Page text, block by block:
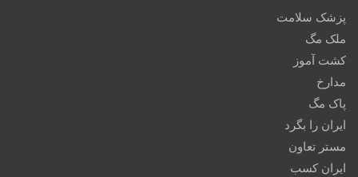
پزشک سلامت
ملک مگ
کشت آموز
مدارخ
پاک مگ
ایران را بگرد
مستر تعاون
ایران کسب